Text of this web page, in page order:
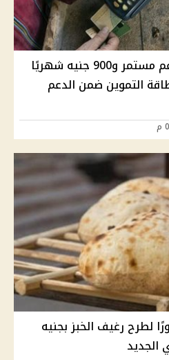
شعبة المخابز: الخبز المدعم مستمر و900 جنيه شهريًا
على بطاقة التموين ضمن الدعم
لطرح رغيف الخبز بجنيه